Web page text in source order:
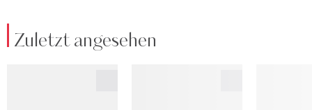
Zuletzt angesehen